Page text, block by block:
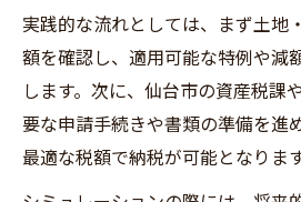
実践的な流れとしては、まず土地
額を確認し、適用可能な特例や減
します。次に、仙台市の資産税課
要な申請手続きや書類の準備を進
最適な税額で納税が可能となります